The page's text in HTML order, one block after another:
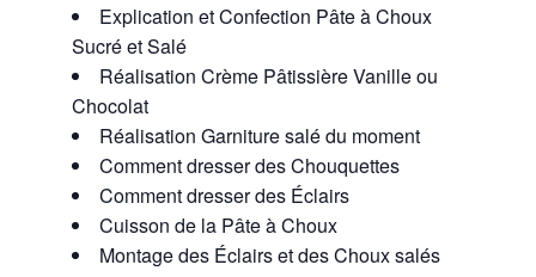
Explication et Confection Pâte à Choux
Sucré et Salé
Réalisation Crème Pâtissière Vanille ou
Chocolat
Réalisation Garniture salé du moment
Comment dresser des Chouquettes
Comment dresser des Éclairs
Cuisson de la Pâte à Choux
Montage des Éclairs et des Choux salés